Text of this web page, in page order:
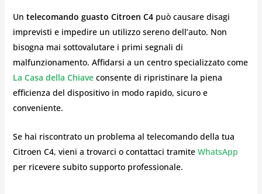
Un telecomando guasto Citroen C4può causare disagi
imprevisti e impedire un utilizzo sereno dell’auto. Non
bisogna mai sottovalutare i primi segnali di
malfunzionamento. Affidarsi a un centro specializzato come
La Casa della Chiaveconsente di ripristinare la piena
efficienza del dispositivo in modo rapido, sicuro e
conveniente.
Se hai riscontrato un problema al telecomando della tua
Citroen C4, vieni a trovarci o contattaci tramite WhatsApp
per ricevere subito supporto professionale.